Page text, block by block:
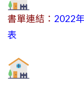
書單連結： 2022
表